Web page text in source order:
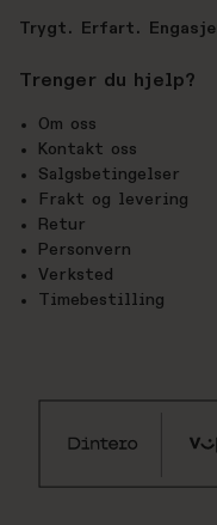
Trygt. Erfart.
Trenger du hjelp?
Om oss
Kontakt oss
Salgsbetingelser
Frakt og levering
Retur
Personvern
Verksted
Timebestilling